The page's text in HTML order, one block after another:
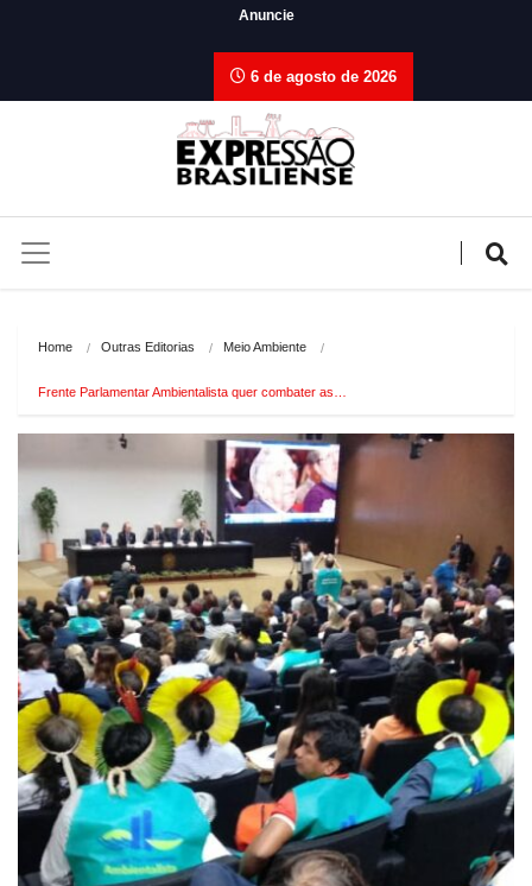
Anuncie
6 de agosto de 2026
Home Outras Editorias Meio Ambiente
Frente Parlamentar Ambientalista quer combater as…